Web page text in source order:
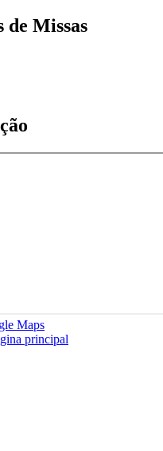
Missas
Maps
principal